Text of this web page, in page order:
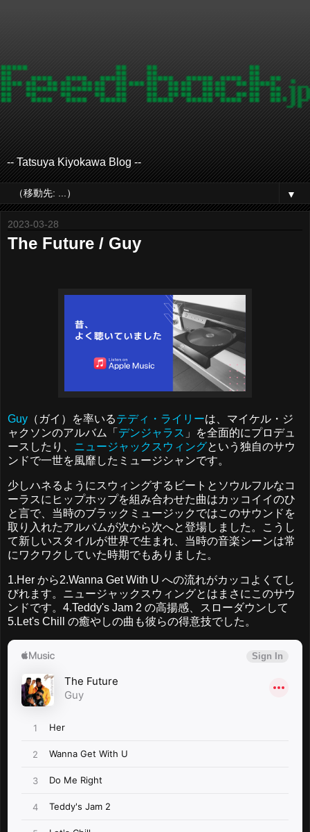
-- Tatsuya Kiyokawa Blog --
▼
2023-03-28
The Future / Guy
Guy （ガイ）を率いるテディ・ライリーは、マイケル・ジ
ャクソンのアルバム「 デンジャラス 」を全面的にプロデュ
ースしたり、 ニュージャックスウィングという独自のサウ
ンドで一世を風靡したミュージシャンです。
少しハネるようにスウィングするビートとソウルフルなコ
ーラスにヒップホップを組み合わせた曲はカッコイイのひ
と言で、当時のブラックミュージックではこのサウンドを
取り入れたアルバムが次から次へと登場しました。こうし
て新しいスタイルが世界で生まれ、当時の音楽シーンは常
にワクワクしていた時期でもありました。
1.Her から2.Wanna Get With U への流れがカッコよくてし
びれます。ニュージャックスウィングとはまさにこのサウ
ンドです。4.Teddy's Jam 2 の高揚感、スローダウンして
5.Let's Chill の癒やしの曲も彼らの得意技でした。